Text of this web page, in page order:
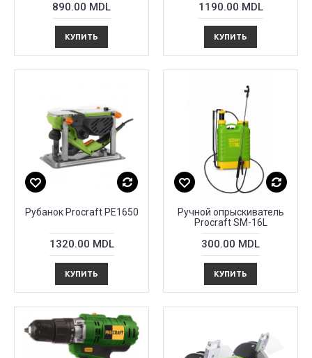
890.00 MDL
КУПИТЬ
1190.00 MDL
КУПИТЬ
Рубанок Procraft PE1650
1320.00 MDL
КУПИТЬ
Ручной опрыскиватель
Procraft SM-16L
300.00 MDL
КУПИТЬ